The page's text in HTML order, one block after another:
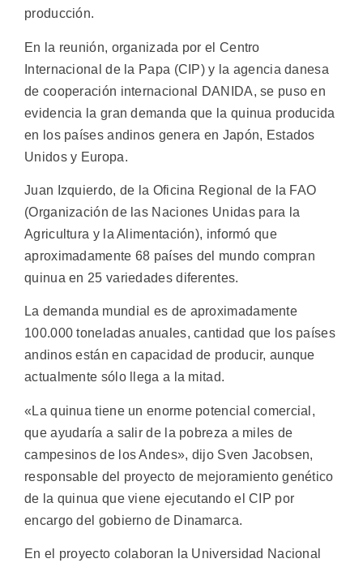
producción.
En la reunión, organizada por el Centro
Internacional de la Papa (CIP) y la agencia danesa
de cooperación internacional DANIDA, se puso en
evidencia la gran demanda que la quinua producida
en los países andinos genera en Japón, Estados
Unidos y Europa.
Juan Izquierdo, de la Oficina Regional de la FAO
(Organización de las Naciones Unidas para la
Agricultura y la Alimentación), informó que
aproximadamente 68 países del mundo compran
quinua en 25 variedades diferentes.
La demanda mundial es de aproximadamente
100.000 toneladas anuales, cantidad que los países
andinos están en capacidad de producir, aunque
actualmente sólo llega a la mitad.
«La quinua tiene un enorme potencial comercial,
que ayudaría a salir de la pobreza a miles de
campesinos de los Andes», dijo Sven Jacobsen,
responsable del proyecto de mejoramiento genético
de la quinua que viene ejecutando el CIP por
encargo del gobierno de Dinamarca.
En el proyecto colaboran la Universidad Nacional